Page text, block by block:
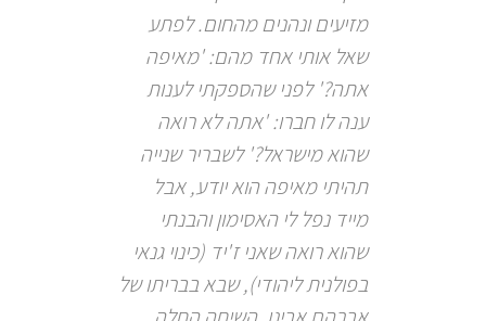
מזיעים ונהנים מהחום. לפתע
שאל אותי אחד מהם: 'מאיפה
אתה?' לפני שהספקתי לענות
ענה לו חברו: 'אתה לא רואה
שהוא מישראל?' לשבריר שנייה
תהיתי מאיפה הוא יודע, אבל
מייד נפל לי האסימון והבנתי
שהוא רואה שאני ז'יד (כינוי גנאי
בפולנית ליהודי), שבא בבריתו של